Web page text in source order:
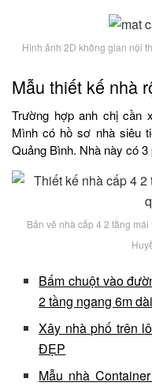
Hình ảnh 2D không gian nội
Mẫu thiết kế nhà
Trường hợp anh chị cần
Mình có hồ sơ nhà siêu
Quảng Bình. Nhà này có
Bản vẽ nhà cấp 4 2 tầng
Bấm chuột vào
2 tầng ngang 6m
Xây nhà phố trên
ĐẸP
Mẫu nhà